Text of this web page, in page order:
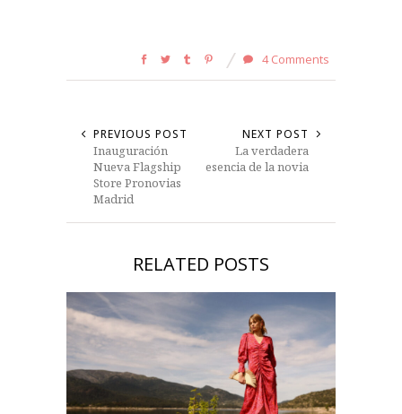
4 Comments
PREVIOUS POST
Inauguración
Nueva Flagship
Store Pronovias
Madrid
NEXT POST
La verdadera
esencia de la novia
RELATED POSTS